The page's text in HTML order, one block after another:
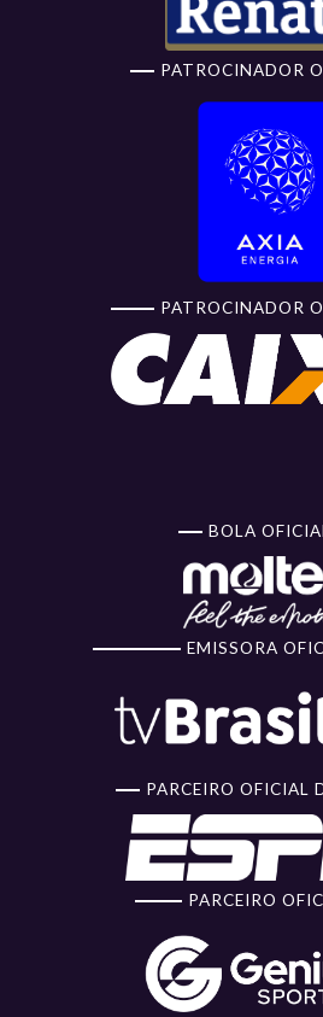
PATROCINADOR
PATROCINADOR
BOLA
EMISSORA
PARCEIRO OFICIAL
PARCEIRO